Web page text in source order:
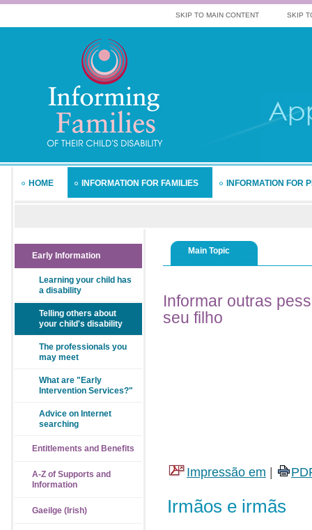
SKIP TO MAIN CONTENT SKIP
Main Topic
Informaroutras
seu filho
Impressão em
Irmãos e irmãs
Early Information
Learning your child has
a disability
Telling others about
your child's disability
The professionals you
may meet
What are "Early
Intervention Services?"
Advice on Internet
searching
Entitlements and Benefits
A-Z of Supports and
Information
Gaeilge (Irish)
HOME INFORMATION FOR FAMILIES INFORMATION FOR